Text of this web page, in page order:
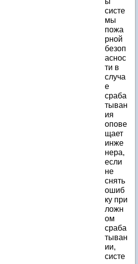
систе
мы
пожа
рной
безоп
аснос
ти в
случа
е
сраба
тыван
ия
опове
щает
инже
нера,
если
не
снять
ошиб
ку при
ложн
ом
сраба
тыван
ии,
систе